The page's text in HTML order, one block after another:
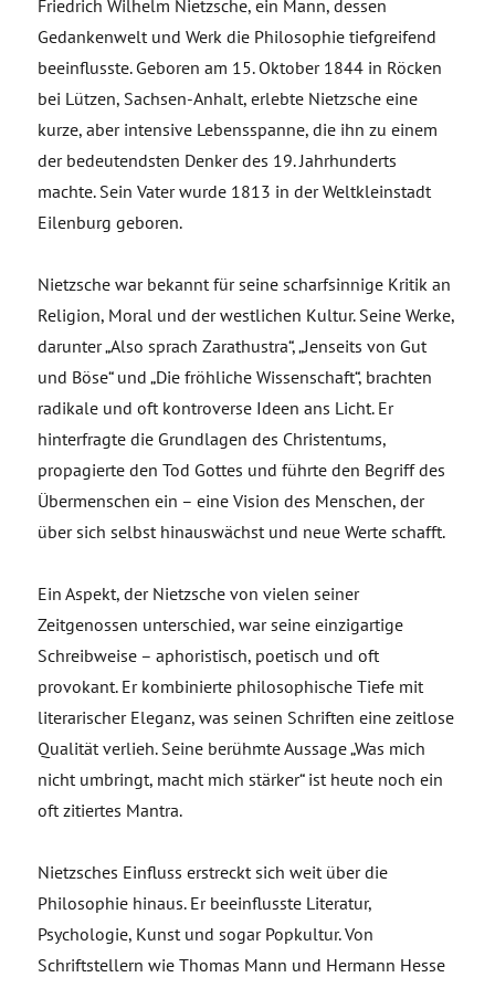
Friedrich Wilhelm Nietzsche, ein Mann, dessen
Gedankenwelt und Werk die Philosophie tiefgreifend
beeinflusste. Geboren am 15. Oktober 1844 in Röcken
bei Lützen, Sachsen-Anhalt, erlebte Nietzsche eine
kurze, aber intensive Lebensspanne, die ihn zu einem
der bedeutendsten Denker des 19. Jahrhunderts
machte. Sein Vater wurde 1813 in der Weltkleinstadt
Eilenburg geboren.
Nietzsche war bekannt für seine scharfsinnige Kritik an
Religion, Moral und der westlichen Kultur. Seine Werke,
darunter „Also sprach Zarathustra“, „Jenseits von Gut
und Böse“ und „Die fröhliche Wissenschaft“, brachten
radikale und oft kontroverse Ideen ans Licht. Er
hinterfragte die Grundlagen des Christentums,
propagierte den Tod Gottes und führte den Begriff des
Übermenschen ein – eine Vision des Menschen, der
über sich selbst hinauswächst und neue Werte schafft.
Ein Aspekt, der Nietzsche von vielen seiner
Zeitgenossen unterschied, war seine einzigartige
Schreibweise – aphoristisch, poetisch und oft
provokant. Er kombinierte philosophische Tiefe mit
literarischer Eleganz, was seinen Schriften eine zeitlose
Qualität verlieh. Seine berühmte Aussage „Was mich
nicht umbringt, macht mich stärker“ ist heute noch ein
oft zitiertes Mantra.
Nietzsches Einfluss erstreckt sich weit über die
Philosophie hinaus. Er beeinflusste Literatur,
Psychologie, Kunst und sogar Popkultur. Von
Schriftstellern wie Thomas Mann und Hermann Hesse